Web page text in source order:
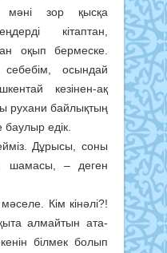
мәні зор қысқа
кітаптан,
оқып бермеске.
осындай
кезінен-ақ
рухани байлықтың
баулыр едік.
Дұрысы, соны
шамасы, – деген
Кім кінәлі?!
алмайтын ата-
білмек болып